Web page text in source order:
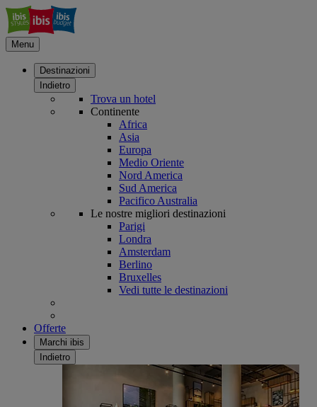
Menu
Destinazioni
Indietro
Trova un hotel
Continente
Africa
Asia
Europa
Medio Oriente
Nord America
Sud America
Pacifico Australia
Le nostre migliori destinazioni
Parigi
Londra
Amsterdam
Berlino
Bruxelles
Vedi tutte le destinazioni
Offerte
Marchi ibis
Indietro